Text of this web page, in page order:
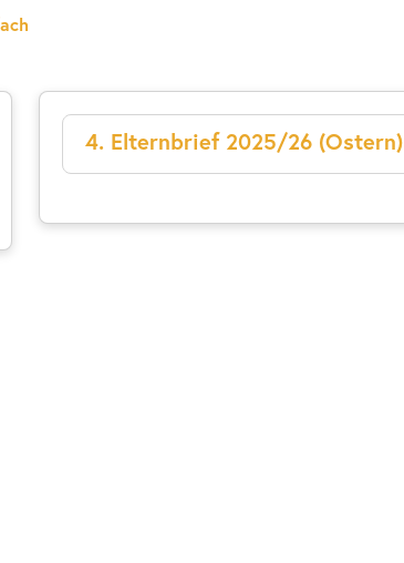
4. Elternbrief 2025/26 (Ostern)